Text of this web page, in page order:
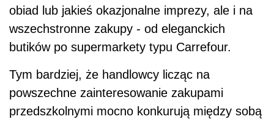
obiad lub jakieś okazjonalne imprezy, ale i na
wszechstronne zakupy - od eleganckich
butików po supermarkety typu Carrefour.
Tym bardziej, że handlowcy licząc na
powszechne zainteresowanie zakupami
przedszkolnymi mocno konkurują między sobą